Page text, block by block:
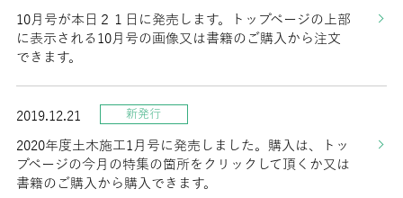
10月号が本日２１日に発売します。トップページの上部
に表示される10月号の画像又は書籍のご購入から注文
できます。
2019.12.21 新発行
2020年度土木施工1月号に発売しました。購入は、トッ
プページの今月の特集の箇所をクリックして頂くか又は
書籍のご購入から購入できます。